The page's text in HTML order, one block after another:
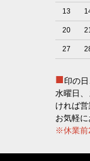
13
20 21
27
■印の
水曜日
ければ営
お気軽に
※休業前